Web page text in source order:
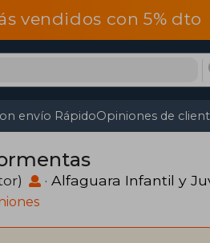
vendidos con 5%
envío RápidoOpiniones de
· Alfaguara Infantil y